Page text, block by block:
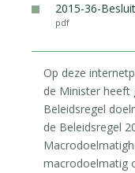
2015-36-
pdf
Op deze
de Minister heeft
Beleidsregel
de Beleidsregel
macrodoelmatig